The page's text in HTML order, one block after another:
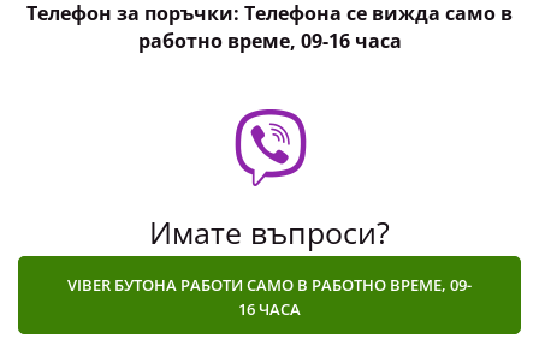
Дни
23
Часа
1
Мин Сек
Мъжки дълъг клин, компресионен
8.69 € (17.00 лв)
Телефон за поръчки: Телефона се вижда само в
работно време, 09-16 часа
Имате въпроси?
VIBER БУТОНА РАБОТИ САМО В РАБОТНО ВРЕМЕ, 09-
16 ЧАСА